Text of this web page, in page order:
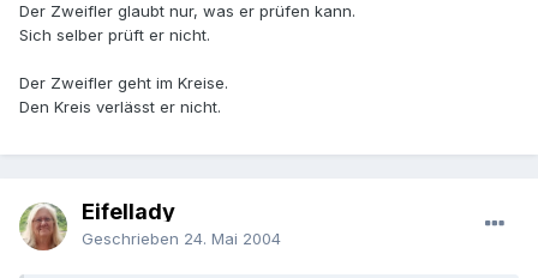
Der Zweifler glaubt nur, was er prüfen kann.
Sich selber prüft er nicht.
Der Zweifler geht im Kreise.
Den Kreis verlässt er nicht.
Eifellady
Geschrieben 24. Mai 2004